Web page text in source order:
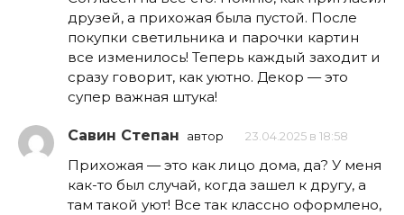
друзей, а прихожая была пустой. После
покупки светильника и парочки картин
все изменилось! Теперь каждый заходит и
сразу говорит, как уютно. Декор — это
супер важная штука!
Савин Степан автор 23.04.2025 в 18:58
Прихожая — это как лицо дома, да? У меня
как-то был случай, когда зашел к другу, а
там такой уют! Все так классно оформлено,